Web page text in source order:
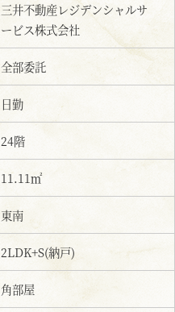
三井不動産レジデンシャルサ
ービス株式会社
全部委託
日勤
24階
11.11㎡
東南
2LDK+S(納戸)
角部屋